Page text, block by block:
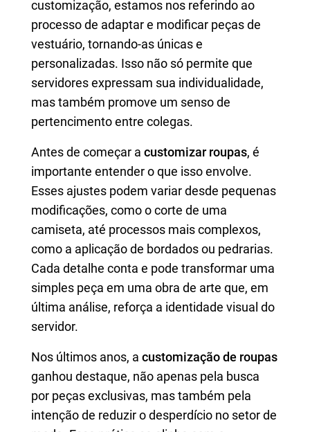
customização, estamos nos referindo ao
processo de adaptar e modificar peças de
vestuário, tornando-as únicas e
personalizadas. Isso não só permite que
servidores expressam sua individualidade,
mas também promove um senso de
pertencimento entre colegas.
Antes de começar a customizar roupas, é
importante entender o que isso envolve.
Esses ajustes podem variar desde pequenas
modificações, como o corte de uma
camiseta, até processos mais complexos,
como a aplicação de bordados ou pedrarias.
Cada detalhe conta e pode transformar uma
simples peça em uma obra de arte que, em
última análise, reforça a identidade visual do
servidor.
Nos últimos anos, a customização de roupas
ganhou destaque, não apenas pela busca
por peças exclusivas, mas também pela
intenção de reduzir o desperdício no setor de